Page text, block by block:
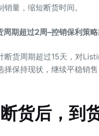
销量，缩短断货时间。
周期超过2周–控销保利策
断货周期超过15天，对
择保持现状，继续平稳销
货后，到